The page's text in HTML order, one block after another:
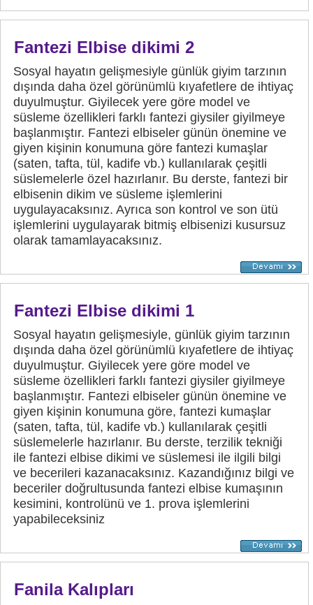
Fantezi Elbise dikimi 2
Sosyal hayatın gelişmesiyle günlük giyim tarzının
dışında daha özel görünümlü kıyafetlere de ihtiyaç
duyulmuştur. Giyilecek yere göre model ve
süsleme özellikleri farklı fantezi giysiler giyilmeye
başlanmıştır. Fantezi elbiseler günün önemine ve
giyen kişinin konumuna göre fantezi kumaşlar
(saten, tafta, tül, kadife vb.) kullanılarak çeşitli
süslemelerle özel hazırlanır. Bu derste, fantezi bir
elbisenin dikim ve süsleme işlemlerini
uygulayacaksınız. Ayrıca son kontrol ve son ütü
işlemlerini uygulayarak bitmiş elbisenizi kusursuz
olarak tamamlayacaksınız.
Fantezi Elbise dikimi 1
Sosyal hayatın gelişmesiyle, günlük giyim tarzının
dışında daha özel görünümlü kıyafetlere de ihtiyaç
duyulmuştur. Giyilecek yere göre model ve
süsleme özellikleri farklı fantezi giysiler giyilmeye
başlanmıştır. Fantezi elbiseler günün önemine ve
giyen kişinin konumuna göre, fantezi kumaşlar
(saten, tafta, tül, kadife vb.) kullanılarak çeşitli
süslemelerle hazırlanır. Bu derste, terzilik tekniği
ile fantezi elbise dikimi ve süslemesi ile ilgili bilgi
ve becerileri kazanacaksınız. Kazandığınız bilgi ve
beceriler doğrultusunda fantezi elbise kumaşının
kesimini, kontrolünü ve 1. prova işlemlerini
yapabileceksiniz
Fanila Kalıpları